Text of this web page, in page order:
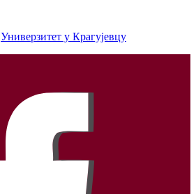
Универзитет у Крагујевцу